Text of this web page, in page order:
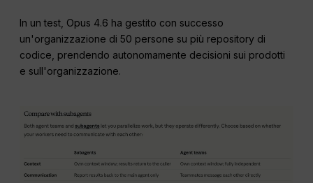
In un test, Opus 4.6 ha gestito con successo
un'organizzazione di 50 persone su più repository di
codice, prendendo autonomamente decisioni sui prodotti
e sull'organizzazione.